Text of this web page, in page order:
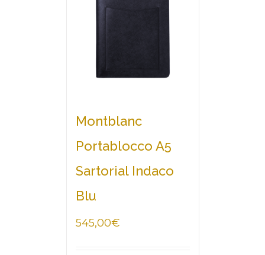
Montblanc
Portablocco A5
Sartorial Indaco
Blu
545,00€